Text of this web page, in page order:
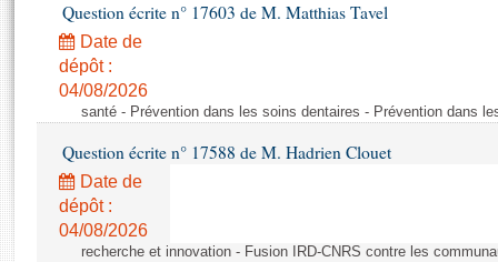
Projets de loi
Propositions de loi
Amendements
Textes adoptés
Rapports d'information
Rapports d'enquête
Rapports législatifs
Histoire
Juniors
Anciennes législatures
Liens vers les sites publics
Contacts et plan d'accès
Photos libres de droit
Question écrite n° 17603 de M. Matthias Tavel
Date de
dépôt :
04/08/2026
santé - Prévention dans les soins dentaires - Prévention dans
Question écrite n° 17588 de M. Hadrien Clouet
Date de
dépôt :
04/08/2026
recherche et innovation - Fusion IRD-CNRS contre les